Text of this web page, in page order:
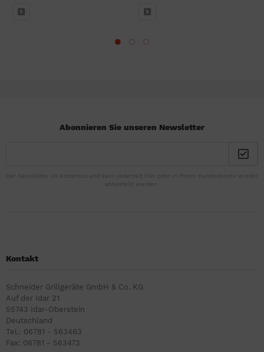
Abonnieren Sie unseren Newsletter
Der Newsletter ist kostenlos und kann jederzeit hier oder in Ihrem Kundenkonto wieder
abbestellt werden.
Kontakt
Schneider Grillgeräte GmbH & Co. KG
Auf der Idar 21
55743 Idar-Oberstein
Deutschland
Tel.: 06781 - 563463
Fax: 06781 - 563473